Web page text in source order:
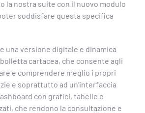
la nostra suite con il nuovo modulo
soddisfare questa specifica
una versione digitale e dinamica
cartacea, che consente agli
e comprendere meglio i propri
e soprattutto ad un’interfaccia
con grafici, tabelle e
che rendono la consultazione e